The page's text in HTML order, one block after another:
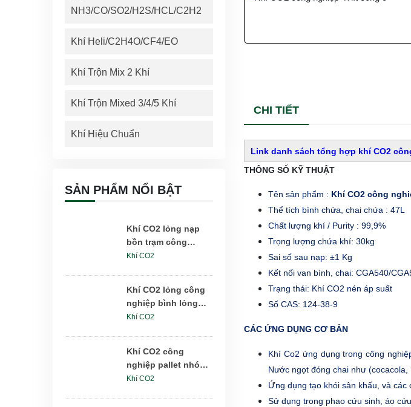
CHI TIẾT
Link danh sách tổng hợp khí CO2
THÔNG SỐ KỸ THUẬT
Tên sản phẩm : Khí CO2 công
Thể tích bình chứa, chai chứa : 47L
Chất lượng khí / Purity : 99,9%
Trọng lượng chứa khí: 30kg
Sai số sau nạp: ±1 Kg
Kết nối van bình, chai: CGA540/
Trạng thái: Khí CO2 nén áp suất
Số CAS: 124-38-9
CÁC ỨNG DỤNG CƠ BẢN
Khí Co2 ứng dụng trong công
Nước ngọt đóng chai như (cocacola,
Ứng dụng tạo khói sân khấu, và các
Sử dụng trong phao cứu sinh, áo
NH3/CO/SO2/H2S/HCL/C2H2
Khí Heli/C2H4O/CF4/EO
Khí Trộn Mix 2 Khí
Khí Trộn Mixed 3/4/5 Khí
Khí Hiệu Chuẩn
SẢN PHẨM NỔI BẬT
Khí CO2 lỏng nạp
bồn trạm công
nghiệp 5-25 tấn
Khí CO2
Khí CO2 lỏng công
nghiệp bình lỏng
DPL175lít 175kg
Khí CO2
Khí CO2 công
nghiệp pallet nhóm
6x24kg
Khí CO2